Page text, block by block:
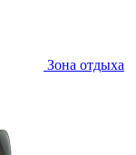
Зона отдыха